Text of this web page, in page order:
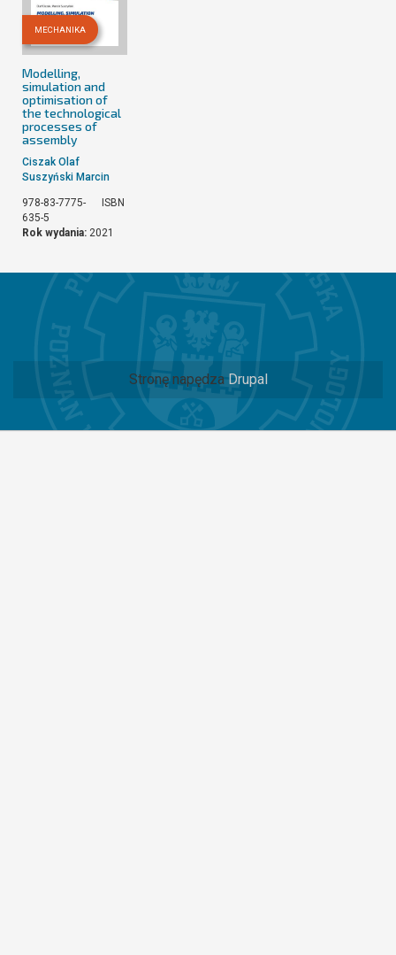
MECHANIKA
Modelling,
simulation and
optimisation of
the technological
processes of
assembly
Ciszak Olaf
Suszyński Marcin
978-83-7775-
635-5
ISBN
Rok wydania: 2021
Stronę napędza Drupal